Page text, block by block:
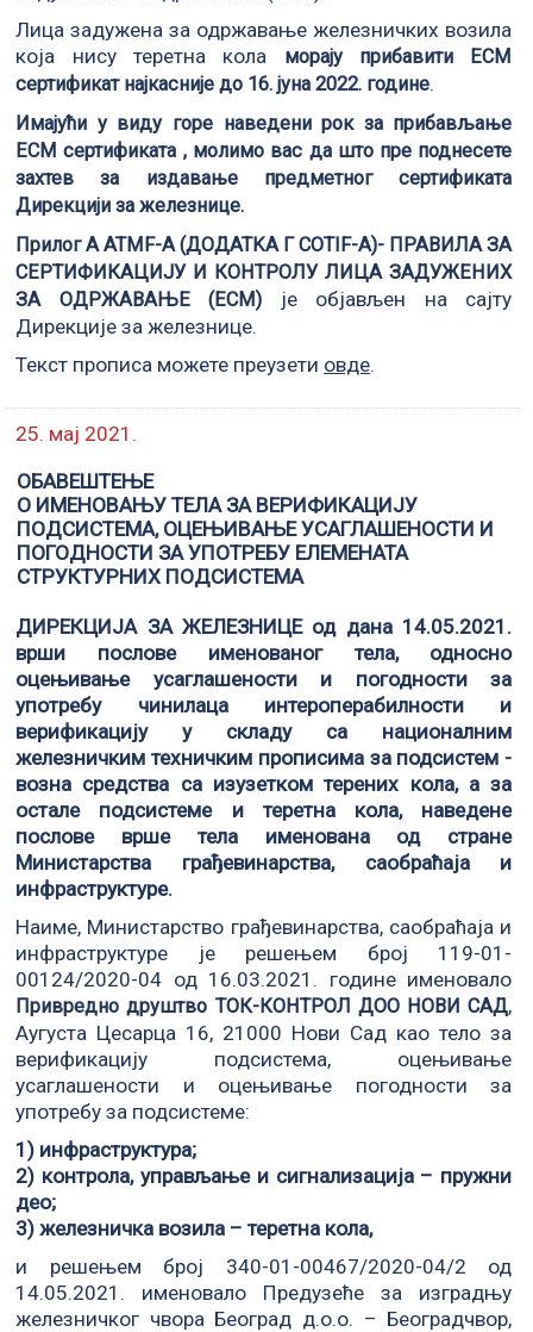
Лица задужена за одржавање железничких возила
која нису теретна кола морају прибавити ЕСМ
сертификат најкасније до 16. јуна 2022. године.
Имајући у виду горе наведени рок за прибављање
ЕСМ сертификата , молимо вас да што пре поднесете
захтев за издавање предметног сертификата
Дирекцији за железнице.
Прилог A ATMF-A (ДОДАТKA Г COTIF-А)- ПРАВИЛА ЗА
СЕРТИФИКАЦИЈУ И КОНТРОЛУ ЛИЦА ЗАДУЖЕНИХ
ЗА ОДРЖАВАЊЕ (ЕCM) је објављен на сајту
Дирекције за железнице.
Текст прописа можете преузети овде.
25. мај 2021.
ОБАВЕШТЕЊЕ
О ИМЕНОВАЊУ ТЕЛА ЗА ВЕРИФИКАЦИЈУ
ПОДСИСТЕМА, ОЦЕЊИВАЊЕ УСАГЛАШЕНОСТИ И
ПОГОДНОСТИ ЗА УПОТРЕБУ ЕЛЕМЕНАТА
СТРУКТУРНИХ ПОДСИСТЕМА
ДИРЕКЦИЈА ЗА ЖЕЛЕЗНИЦЕ од дана 14.05.2021.
врши послове именованог тела, односно
оцењивање усаглашености и погодности за
употребу чинилаца интероперабилности и
верификацију у складу са националним
железничким техничким прописима за подсистем -
возна средства са изузетком терених кола, а за
остале подсистеме и теретна кола, наведене
послове врше тела именована од стране
Министарства грађевинарства, саобраћаја и
инфраструктуре.
Наиме, Министарство грађевинарства, саобраћаја и
инфраструктуре је решењем број 119-01-
00124/2020-04 од 16.03.2021. године именовало
Привредно друштво ТОК-КОНТРОЛ ДОО НОВИ САД,
Аугуста Цесарца 16, 21000 Нови Сад као тело за
верификацију подсистема, оцењивање
усаглашености и оцењивање погодности за
употребу за подсистеме:
1) инфраструктура;
2) контрола, управљање и сигнализација – пружни
део;
3) железничка возила – теретна кола,
и решењем број 340-01-00467/2020-04/2 од
14.05.2021. именовало Предузеће за изградњу
железничког чвора Београд д.о.о. – Београдчвор,